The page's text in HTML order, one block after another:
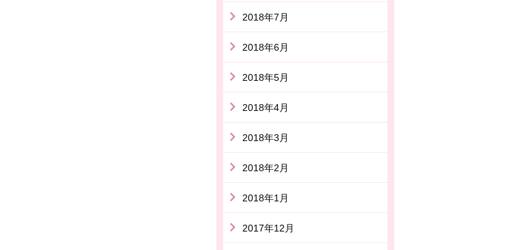
2018年7月
2018年6月
2018年5月
2018年4月
2018年3月
2018年2月
2018年1月
2017年12月